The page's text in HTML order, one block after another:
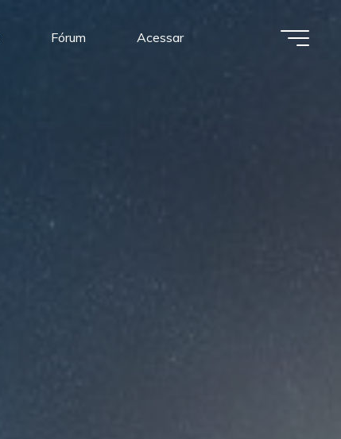
Fórum Acessar